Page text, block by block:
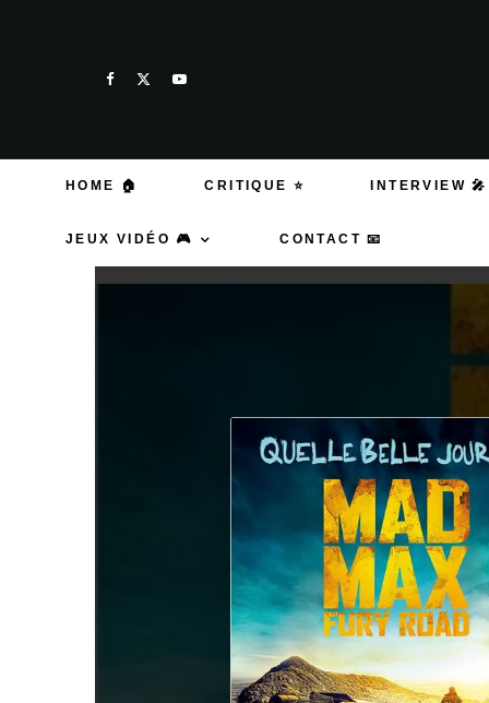
HOME 🏠 CRITIQUE ⭐ INTERVIEW 🎤
JEUX VIDÉO 🎮 CONTACT 📧